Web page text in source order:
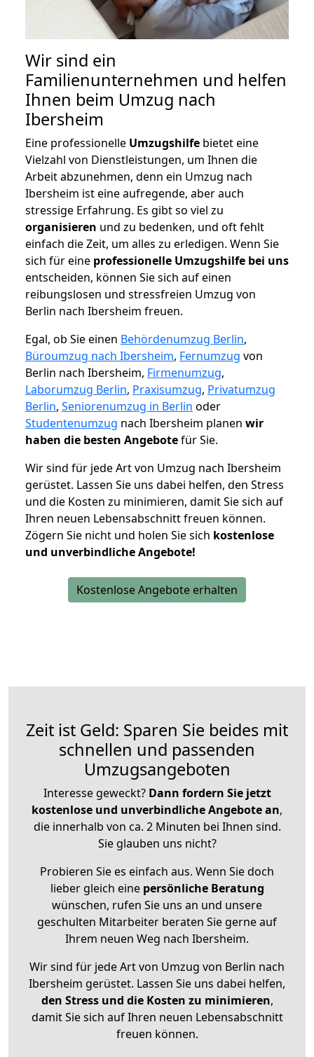
Wir sind ein
Familienunternehmen und helfen
Ihnen beim Umzug nach
Ibersheim
Eine professionelle Umzugshilfe bietet eine
Vielzahl von Dienstleistungen, um Ihnen die
Arbeit abzunehmen, denn ein Umzug nach
Ibersheim ist eine aufregende, aber auch
stressige Erfahrung. Es gibt so viel zu
organisieren und zu bedenken, und oft fehlt
einfach die Zeit, um alles zu erledigen. Wenn Sie
sich für eine professionelle Umzugshilfe bei uns
entscheiden, können Sie sich auf einen
reibungslosen und stressfreien Umzug von
Berlin nach Ibersheim freuen.
Egal, ob Sie einen Behördenumzug Berlin,
Büroumzug nach Ibersheim, Fernumzug von
Berlin nach Ibersheim, Firmenumzug,
Laborumzug Berlin, Praxisumzug, Privatumzug
Berlin, Seniorenumzug in Berlin oder
Studentenumzug nach Ibersheim planen wir
haben die besten Angebotefür Sie.
Wir sind für jede Art von Umzug nach Ibersheim
gerüstet. Lassen Sie uns dabei helfen, den Stress
und die Kosten zu minimieren, damit Sie sich auf
Ihren neuen Lebensabschnitt freuen können.
Zögern Sie nicht und holen Sie sich kostenlose
und unverbindliche Angebote!
Kostenlose Angebote erhalten
Zeit ist Geld: Sparen Sie beides mit
schnellen und passenden
Umzugsangeboten
Interesse geweckt? Dann fordern Sie jetzt
kostenlose und unverbindliche Angebote an,
die innerhalb von ca. 2 Minuten bei Ihnen sind.
Sie glauben uns nicht?
Probieren Sie es einfach aus. Wenn Sie doch
lieber gleich eine persönliche Beratung
wünschen, rufen Sie uns an und unsere
geschulten Mitarbeiter beraten Sie gerne auf
Ihrem neuen Weg nach Ibersheim.
Wir sind für jede Art von Umzug von Berlin nach
Ibersheim gerüstet. Lassen Sie uns dabei helfen,
den Stress und die Kosten zu minimieren,
damit Sie sich auf Ihren neuen Lebensabschnitt
freuen können.